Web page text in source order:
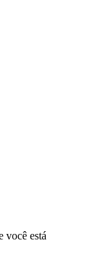
você está